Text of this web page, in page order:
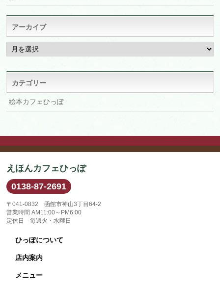
アーカイブ
ア
ー
カ
カテゴリー
絵本カフェひっぽ
えほんカフェひっぽ
0138-87-2691
〒041-0832 函館市神山3丁目64-2
営業時間 AM11:00～PM6:00
定休日 毎週火・水曜日
ひっぽについて
店内案内
メニュー